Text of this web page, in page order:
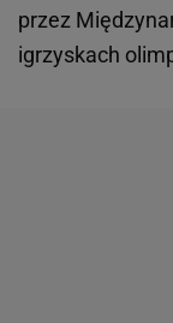
przez
igrzyskach